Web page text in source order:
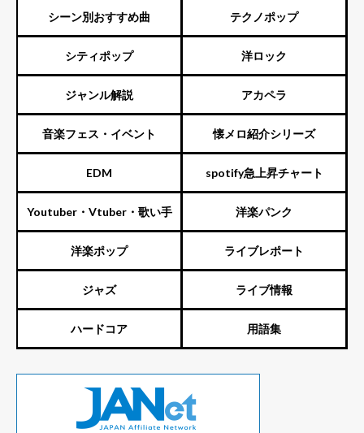
シーン別おすすめ曲 テクノポップ
シティポップ 洋ロック
ジャンル解説 アカペラ
音楽フェス・イベント 懐メロ紹介シリーズ
EDM spotify急上昇チャート
Youtuber・Vtuber・歌い手 洋楽パンク
洋楽ポップ ライブレポート
ジャズ ライブ情報
ハードコア 用語集